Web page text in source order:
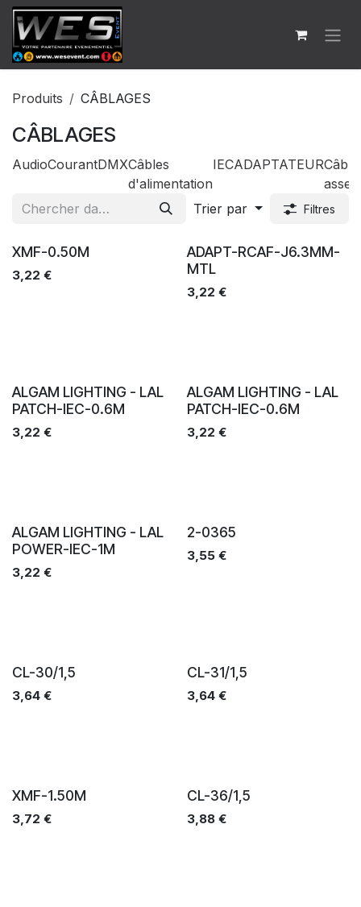
Se rendre au contenu
Produits CÂBLAGES
CÂBLAGES
AudioCourantDMXCâbles
d'alimentation
IECADAPTATEUR
Trier par
Filtres
Ventes
XMF-0.50M
3,22 €
Ventes
ADAPT-RCAF-J6.3MM-
MTL
3,22 €
Ventes
ALGAM LIGHTING - LAL
PATCH-IEC-0.6M
3,22 €
Ventes
ALGAM LIGHTING - LAL
PATCH-IEC-0.6M
3,22 €
Ventes
ALGAM LIGHTING - LAL
POWER-IEC-1M
3,22 €
Ventes
2-0365
3,55€
Ventes
CL-30/1,5
3,64 €
Ventes
CL-31/1,5
3,64€
Ventes
XMF-1.50M
3,72 €
Ventes
CL-36/1,5
3,88€